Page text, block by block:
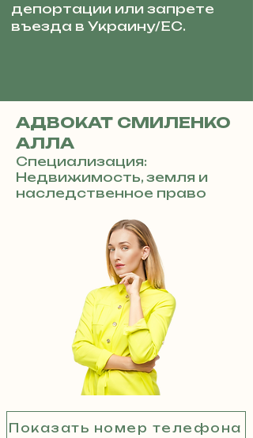
депортации или запрете
въезда в Украину/ЕС.
АДВОКАТ СМИЛЕНКО
АЛЛА
Специализация:
Недвижимость, земля и
наследственное право
Показать номер телефона